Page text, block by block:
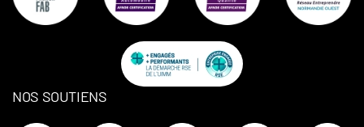
NOS SOUTIENS